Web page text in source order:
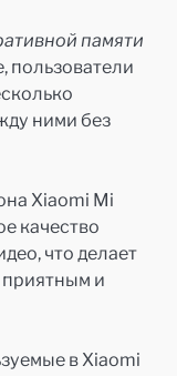
памяти
пользователи
ними без
Xiaomi Mi
качество
что делает
приятным и
в Xiaomi